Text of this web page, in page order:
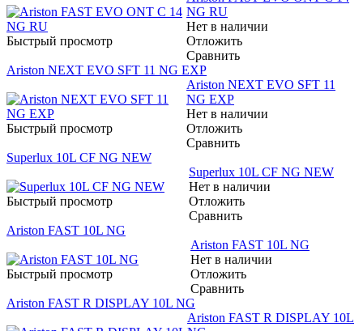
Быстрый просмотр
NG RU
Нет в наличии
Отложить
Сравнить
Ariston NEXT EVO SFT 11 NG EXP
Быстрый просмотр
Ariston NEXT EVO SFT 11
NG EXP
Нет в наличии
Отложить
Сравнить
Superlux 10L CF NG NEW
Быстрый просмотр
Superlux 10L CF NG NEW
Нет в наличии
Отложить
Сравнить
Ariston FAST 10L NG
Быстрый просмотр
Ariston FAST 10L NG
Нет в наличии
Отложить
Сравнить
Ariston FAST R DISPLAY 10L NG
Ariston FAST R DISPLAY 10L